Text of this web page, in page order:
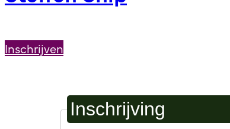
Inschrijven